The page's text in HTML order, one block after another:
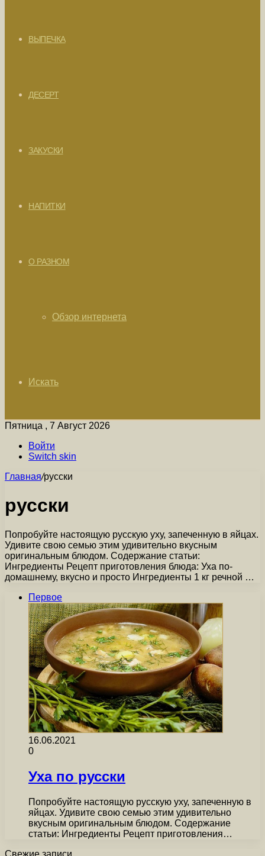
ВЫПЕЧКА
ДЕСЕРТ
ЗАКУСКИ
НАПИТКИ
О РАЗНОМ
Обзор интернета
Искать
Пятница , 7 Август 2026
Войти
Switch skin
Главная/русски
русски
Попробуйте настоящую русскую уху, запеченную в яйцах.
Удивите свою семью этим удивительно вкусным
оригинальным блюдом. Содержание статьи:
Ингредиенты Рецепт приготовления блюда: Уха по-
домашнему, вкусно и просто Ингредиенты 1 кг речной …
Первое
16.06.2021
0
Уха по русски
Попробуйте настоящую русскую уху, запеченную в
яйцах. Удивите свою семью этим удивительно
вкусным оригинальным блюдом. Содержание
статьи: Ингредиенты Рецепт приготовления…
Свежие записи